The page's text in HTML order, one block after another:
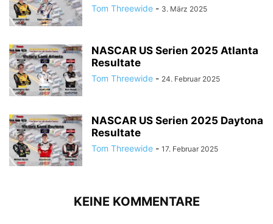
Tom Threewide - 3. März 2025
NASCAR US Serien 2025 Atlanta
Resultate
Tom Threewide - 24. Februar 2025
NASCAR US Serien 2025 Daytona
Resultate
Tom Threewide - 17. Februar 2025
KEINE KOMMENTARE